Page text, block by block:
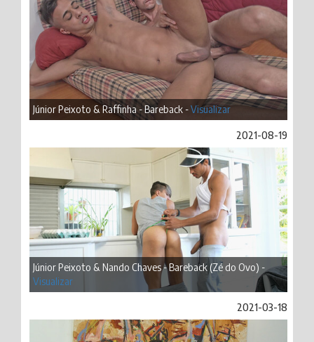
Júnior Peixoto & Raffinha - Bareback -Visualizar
2021-08-19
Júnior Peixoto & Nando Chaves - Bareback (Zé do Ovo) -
Visualizar
2021-03-18